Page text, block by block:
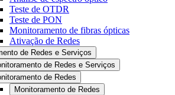
Teste de OTDR
Teste de PON
Monitoramento de fibras ópticas
Ativação de Redes
de Redes e Serviços
de Redes e Serviços
de Redes
Monitoramento de Redes